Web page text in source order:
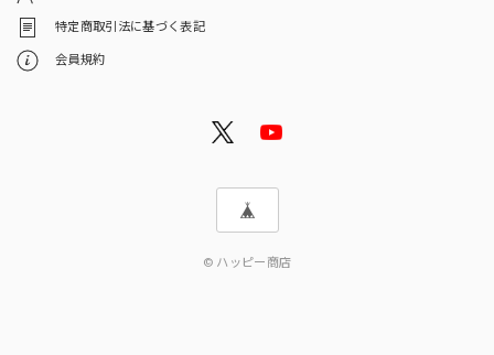
特定商取引法に基づく表記
会員規約
© ハッピー商店